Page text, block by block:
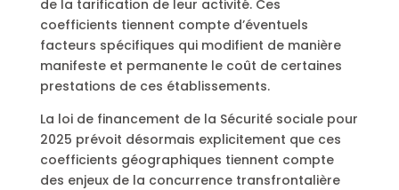
de la tarification de leur activité. Ces
coefficients tiennent compte d’éventuels
facteurs spécifiques qui modifient de manière
manifeste et permanente le coût de certaines
prestations de ces établissements.
La loi de financement de la Sécurité sociale pour
2025 prévoit désormais explicitement que ces
coefficients géographiques tiennent compte
des enjeux de la concurrence transfrontalière